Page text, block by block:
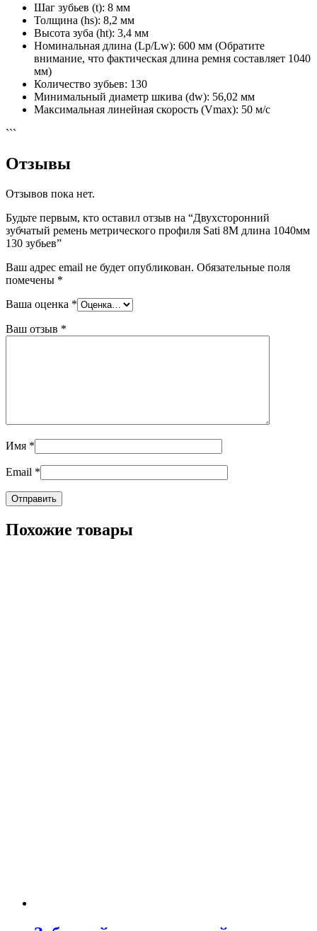
Шаг зубьев (t): 8 мм
Толщина (hs): 8,2 мм
Высота зуба (ht): 3,4 мм
Номинальная длина (Lp/Lw): 600 мм (Обратите
внимание, что фактическая длина ремня составляет 1040
мм)
Количество зубьев: 130
Минимальный диаметр шкива (dw): 56,02 мм
Максимальная линейная скорость (Vmax): 50 м/с
```
Отзывы
Отзывов пока нет.
Будьте первым, кто оставил отзыв на “Двухсторонний
зубчатый ремень метрического профиля Sati 8M длина 1040мм
130 зубьев”
Ваш адрес email не будет опубликован. Обязательные поля
помечены *
Ваша оценка *
Ваш отзыв *
Имя *
Email *
Похожие товары